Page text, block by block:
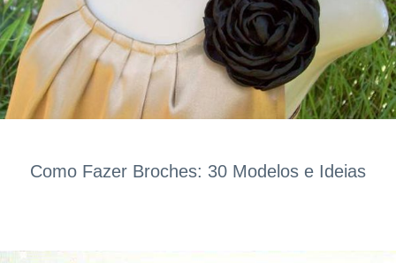
Como Fazer Broches: 30 Modelos e Ideias